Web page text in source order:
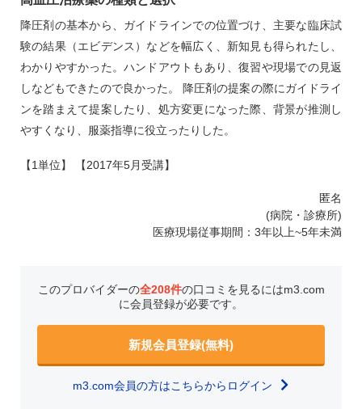
降圧剤の基本から、ガイドラインでの位置づけ、主要な臨床試
験の結果（エビデンス）などを幅広く、新知見も得られたし、
わかりやすかった。ハンドアウトもあり、復習や現場での見返
しなどもできたので良かった。 降圧剤の提案の際にガイドライ
ンを踏まえて提案したり、処方変更になった際、背景が推測し
やすくなり、服薬指導に役立ったりした。
【1単位】 【2017年5月受講】
匿名
(病院・診療所)
医療現場従事期間：3年以上~5年未満
このプロバイダーの全208件の口コミを見るにはm3.com
に会員登録が必要です。
新規会員登録(無料)
m3.com会員の方はこちらからログイン